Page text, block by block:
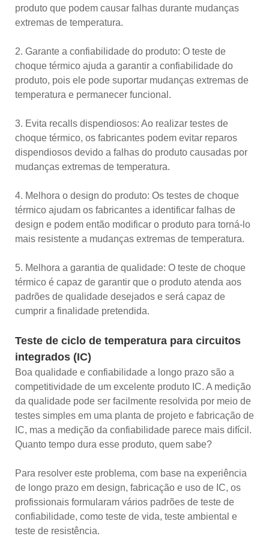
produto que podem causar falhas durante mudanças
extremas de temperatura.
2. Garante a confiabilidade do produto: O teste de
choque térmico ajuda a garantir a confiabilidade do
produto, pois ele pode suportar mudanças extremas de
temperatura e permanecer funcional.
3. Evita recalls dispendiosos: Ao realizar testes de
choque térmico, os fabricantes podem evitar reparos
dispendiosos devido a falhas do produto causadas por
mudanças extremas de temperatura.
4. Melhora o design do produto: Os testes de choque
térmico ajudam os fabricantes a identificar falhas de
design e podem então modificar o produto para torná-lo
mais resistente a mudanças extremas de temperatura.
5. Melhora a garantia de qualidade: O teste de choque
térmico é capaz de garantir que o produto atenda aos
padrões de qualidade desejados e será capaz de
cumprir a finalidade pretendida.
Teste de ciclo de temperatura para circuitos
integrados (IC)
Boa qualidade e confiabilidade a longo prazo são a
competitividade de um excelente produto IC. A medição
da qualidade pode ser facilmente resolvida por meio de
testes simples em uma planta de projeto e fabricação de
IC, mas a medição da confiabilidade parece mais difícil.
Quanto tempo dura esse produto, quem sabe?
Para resolver este problema, com base na experiência
de longo prazo em design, fabricação e uso de IC, os
profissionais formularam vários padrões de teste de
confiabilidade, como teste de vida, teste ambiental e
teste de resistência.